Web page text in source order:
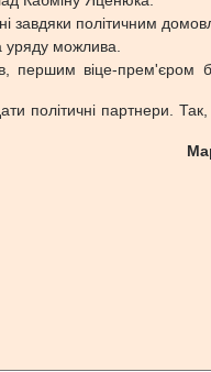
завдяки політичним
уряду можлива.
віце-прем'єром
партнери. Так,